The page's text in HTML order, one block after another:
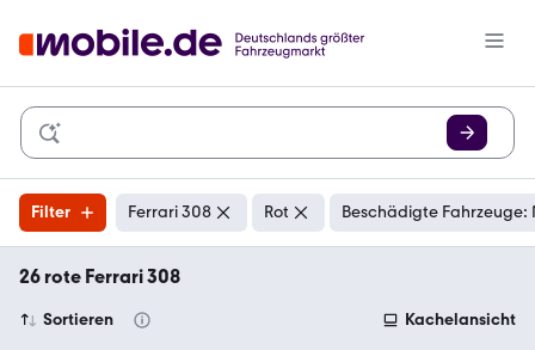
Filter Ferrari 308 Rot Beschädigte Fahrzeuge:
26 rote Ferrari 308
Sortieren Kachelansicht